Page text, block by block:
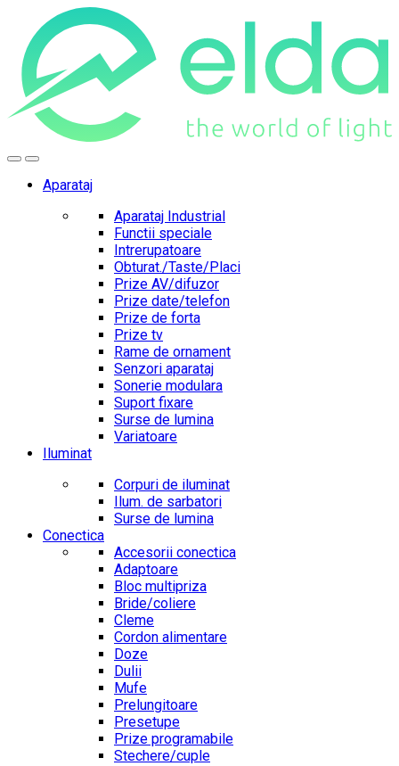
navigation
content
Aparataj
Aparataj Industrial
Functii speciale
Intrerupatoare
Obturat./Taste/Placi
Prize AV/difuzor
Prize date/telefon
Prize de forta
Prize tv
Rame de ornament
Senzori aparataj
Sonerie modulara
Suport fixare
Surse de lumina
Variatoare
Iluminat
Corpuri de iluminat
Ilum. de sarbatori
Surse de lumina
Conectica
Accesorii conectica
Adaptoare
Bloc multipriza
Bride/coliere
Cleme
Cordon alimentare
Doze
Dulii
Mufe
Prelungitoare
Presetupe
Prize programabile
Stechere/cuple